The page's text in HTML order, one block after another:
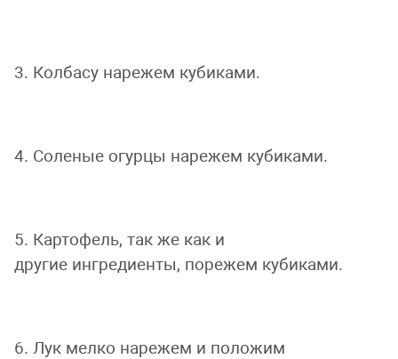
3. Колбасу нарежем кубиками.
4. Соленые огурцы нарежем кубиками.
5. Картофель, так же как и
другие ингредиенты, порежем кубиками.
6. Лук мелко нарежем и положим